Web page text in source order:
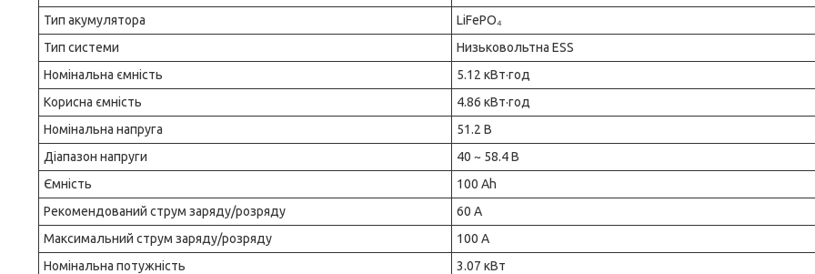
Тип акумулятора
LiFePO₄
Тип системи
Низьковольтна ESS
Номінальна ємність
5.12 кВт·год
Корисна ємність
4.86 кВт·год
Номінальна напруга
51.2 В
Діапазон напруги
40 ~ 58.4 В
Ємність
100 Ah
Рекомендований струм заряду/розряду
60 А
Максимальний струм заряду/розряду
100 А
Номінальна потужність
3.07 кВт